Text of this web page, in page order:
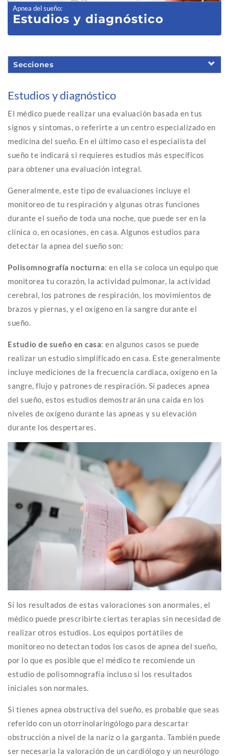
Apnea del sueño:
Estudios y diagnóstico
Secciones
Estudios y diagnóstico
El médico puede realizar una evaluación basada en tus
signos y síntomas, o referirte a un centro especializado en
medicina del sueño. En el último caso el especialista del
sueño te indicará si requieres estudios más específicos
para obtener una evaluación integral.
Generalmente, este tipo de evaluaciones incluye el
monitoreo de tu respiración y algunas otras funciones
durante el sueño de toda una noche, que puede ser en la
clínica o, en ocasiones, en casa. Algunos estudios para
detectar la apnea del sueño son:
Polisomnografía nocturna: en ella se coloca un equipo que
monitorea tu corazón, la actividad pulmonar, la actividad
cerebral, los patrones de respiración, los movimientos de
brazos y piernas, y el oxígeno en la sangre durante el
sueño.
Estudio de sueño en casa: en algunos casos se puede
realizar un estudio simplificado en casa. Este generalmente
incluye mediciones de la frecuencia cardiaca, oxígeno en la
sangre, flujo y patrones de respiración. Si padeces apnea
del sueño, estos estudios demostrarán una caída en los
niveles de oxígeno durante las apneas y su elevación
durante los despertares.
Si los resultados de estas valoraciones son anormales, el
médico puede prescribirte ciertas terapias sin necesidad de
realizar otros estudios. Los equipos portátiles de
monitoreo no detectan todos los casos de apnea del sueño,
por lo que es posible que el médico te recomiende un
estudio de polisomnografía incluso si los resultados
iniciales son normales.
Si tienes apnea obstructiva del sueño, es probable que seas
referido con un otorrinolaringólogo para descartar
obstrucción a nivel de la nariz o la garganta. También puede
ser necesaria la valoración de un cardiólogo y un neurólogo